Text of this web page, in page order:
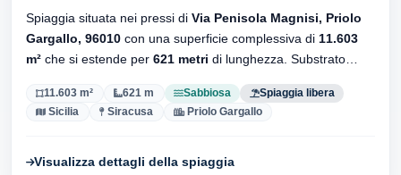
Spiaggia situata nei pressi di Via Penisola Magnisi, Priolo
Gargallo, 96010 con una superficie complessiva di 11.603
m² che si estende per 621 metri di lunghezza. Substrato
11.603 m² 621 m Sabbiosa
Spiaggia libera
Sicilia
Siracusa Priolo Gargallo
Visualizza dettagli della spiaggia